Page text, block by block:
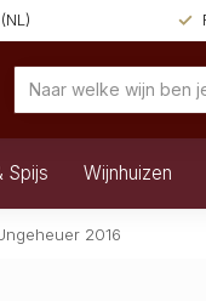
Spijs Wijnhuizen
2016